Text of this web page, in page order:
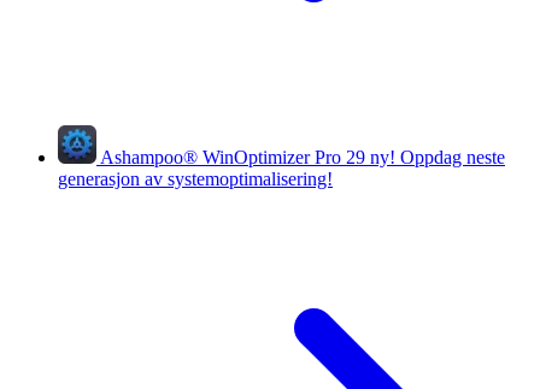
Ashampoo® WinOptimizer Pro 29 ny! Oppdag neste
generasjon av systemoptimalisering!